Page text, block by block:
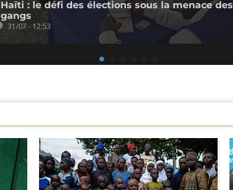
Haïti : le défi des élections sous la menace des
gangs
31/07 - 12:53